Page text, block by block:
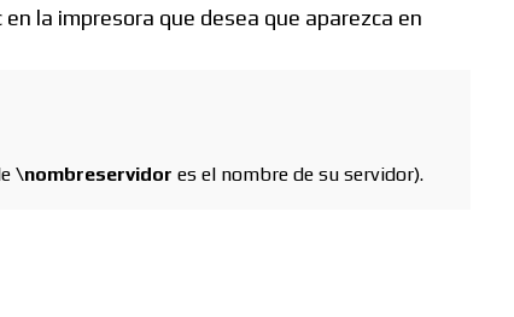
la impresora que desea que aparezca en
\nombreservidor es el nombre de su servidor).